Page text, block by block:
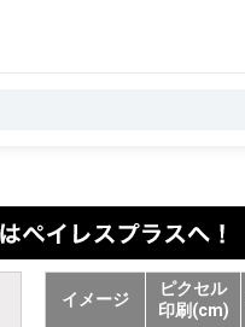
イメージ
ピクセル
印刷(cm)